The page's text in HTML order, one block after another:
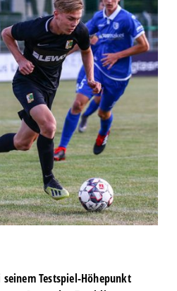
Testspiel-Höhepunkt